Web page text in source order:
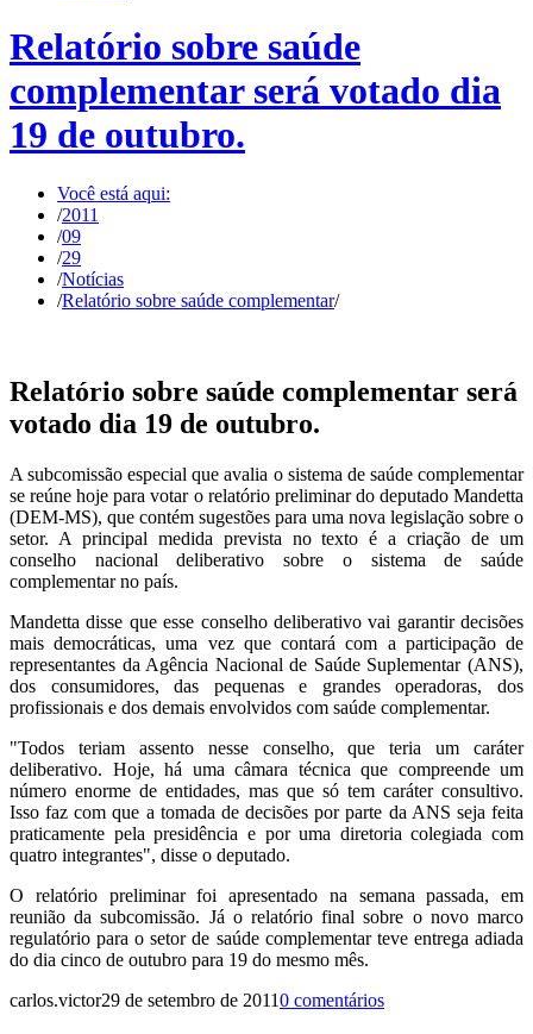
Relatório sobre saúde
complementar será votado dia
19 de outubro.
Você está aqui:
/2011
/09
/29
/Notícias
/Relatório sobre saúde complementar/
Relatório sobre saúde complementar será
votado dia 19 de outubro.
A subcomissão especial que avalia o sistema de saúde complementar
se reúne hoje para votar o relatório preliminar do deputado Mandetta
(DEM-MS), que contém sugestões para uma nova legislação sobre o
setor. A principal medida prevista no texto é a criação de um
conselho nacional deliberativo sobre o sistema de saúde
complementar no país.
Mandetta disse que esse conselho deliberativo vai garantir decisões
mais democráticas, uma vez que contará com a participação de
representantes da Agência Nacional de Saúde Suplementar (ANS),
dos consumidores, das pequenas e grandes operadoras, dos
profissionais e dos demais envolvidos com saúde complementar.
"Todos teriam assento nesse conselho, que teria um caráter
deliberativo. Hoje, há uma câmara técnica que compreende um
número enorme de entidades, mas que só tem caráter consultivo.
Isso faz com que a tomada de decisões por parte da ANS seja feita
praticamente pela presidência e por uma diretoria colegiada com
quatro integrantes", disse o deputado.
O relatório preliminar foi apresentado na semana passada, em
reunião da subcomissão. Já o relatório final sobre o novo marco
regulatório para o setor de saúde complementar teve entrega adiada
do dia cinco de outubro para 19 do mesmo mês.
carlos.victor29 de setembro de 20110 comentários